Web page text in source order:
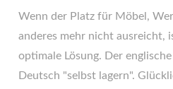
Wenn der Platz für Möbel,
anderes mehr nicht ausreicht,
optimale Lösung. Der
Deutsch "selbst lagern".